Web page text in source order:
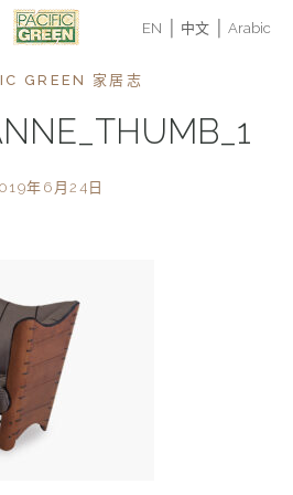
EN 中文 Arabic
GREEN 家居志
年6月24日